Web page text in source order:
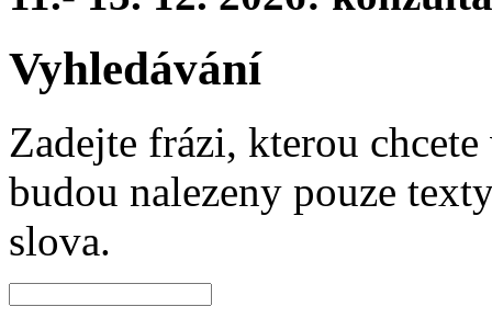
Vyhledávání
Zadejte frázi, kterou
budou nalezeny pouze
slova.